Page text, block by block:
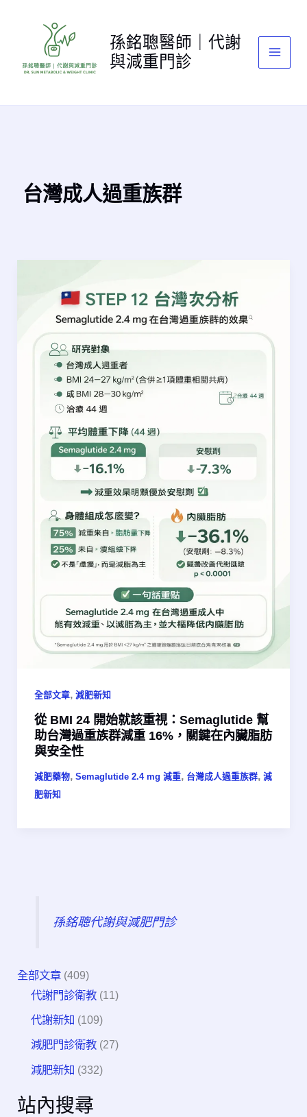
孫銘聰醫師｜代謝
與減重門診
台灣成人過重族群
全部文章, 減肥新知
從 BMI 24 開始就該重視：Semaglutide 幫
助台灣過重族群減重 16%，關鍵在內臟脂肪
與安全性
減肥藥物, Semaglutide 2.4 mg 減重​, 台灣成人過重族群, 減
肥新知
孫銘聰代謝與減肥門診
全部文章 (409)
代謝門診衛教 (11)
代謝新知 (109)
減肥門診衛教 (27)
減肥新知 (332)
站內搜尋